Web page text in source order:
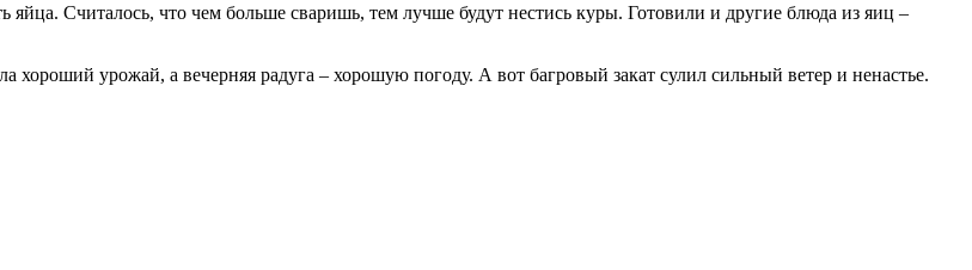
яйца. Считалось, что чем больше сваришь, тем лучше будут нестись куры. Готовили и другие блюда из яиц –
хороший урожай, а вечерняя радуга – хорошую погоду. А вот багровый закат сулил сильный ветер и ненастье.